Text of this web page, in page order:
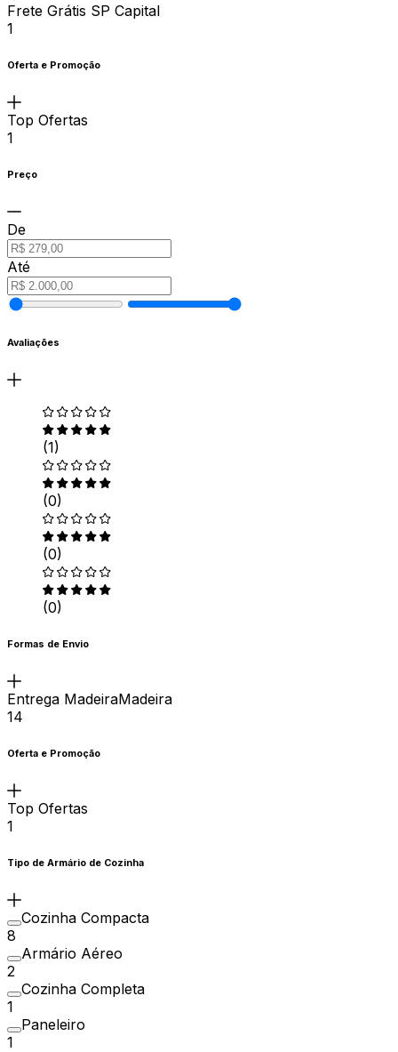
Frete Grátis SP Capital
1
Oferta e Promoção
Top Ofertas
1
Preço
De
Até
Avaliações
(1)
(0)
(0)
(0)
Formas de Envio
Entrega MadeiraMadeira
14
Oferta e Promoção
Top Ofertas
1
Tipo de Armário de Cozinha
Cozinha Compacta
8
Armário Aéreo
2
Cozinha Completa
1
Paneleiro
1